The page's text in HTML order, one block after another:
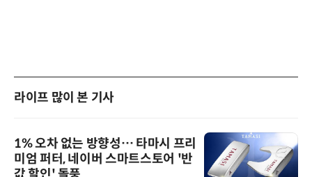
라이프 많이 본 기사
1% 오차 없는 방향성… 타마시 프리
미엄 퍼터, 네이버 스마트스토어 '반
값 할인' 돌풍